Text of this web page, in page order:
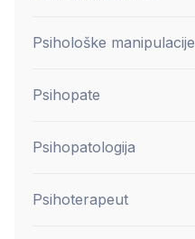
Psihološke manipulacije
Psihopate
Psihopatologija
Psihoterapeut